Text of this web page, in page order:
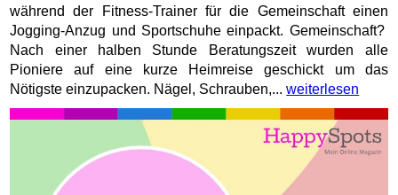
während der Fitness-Trainer für die Gemeinschaft einen
Jogging-Anzug und Sportschuhe einpackt. Gemeinschaft?
Nach einer halben Stunde Beratungszeit wurden alle
Pioniere auf eine kurze Heimreise geschickt um das
Nötigste einzupacken. Nägel, Schrauben,...weiterlesen